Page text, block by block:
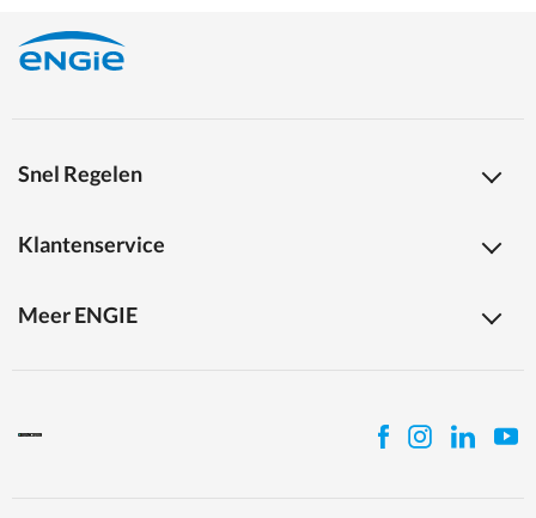
Snel Regelen
Klantenservice
Meer ENGIE